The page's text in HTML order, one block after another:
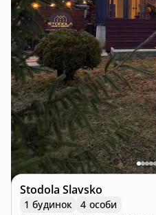
Stodola Slavsko
1 будинок
4 особи